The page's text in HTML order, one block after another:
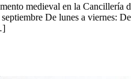
medieval en la Cancillería
De lunes a viernes: De